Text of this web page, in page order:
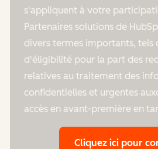
s'appliquent à votre
Partenaires solutions de
divers termes importants, tels
d'éligibilité pour la part des
relatives au traitement des
confidentielles et urgentes
accès en avant-première en
Cliquez ici pour